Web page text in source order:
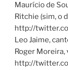
Maurício de
Ritchie (sim, o
http://
Leo Jaime,
Roger Moreira,
http://